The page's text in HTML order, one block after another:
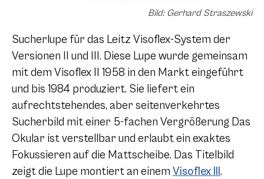
Bild: Gerhard Straszewski
Sucherlupe für das Leitz Visoflex-System der
Versionen II und III. Diese Lupe wurde gemeinsam
mit dem Visoflex II 1958 in den Markt eingeführt
und bis 1984 produziert. Sie liefert ein
aufrechtstehendes, aber seitenverkehrtes
Sucherbild mit einer 5-fachen Vergrößerung Das
Okular ist verstellbar und erlaubt ein exaktes
Fokussieren auf die Mattscheibe. Das Titelbild
zeigt die Lupe montiert an einem Visoflex III .